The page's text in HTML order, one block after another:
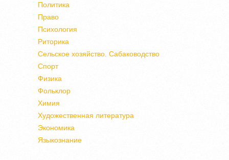
Политика
Право
Психология
Риторика
Сельское хозяйство. Сабаководство
Спорт
Физика
Фольклор
Химия
Художественная литература
Экономика
Языкознание